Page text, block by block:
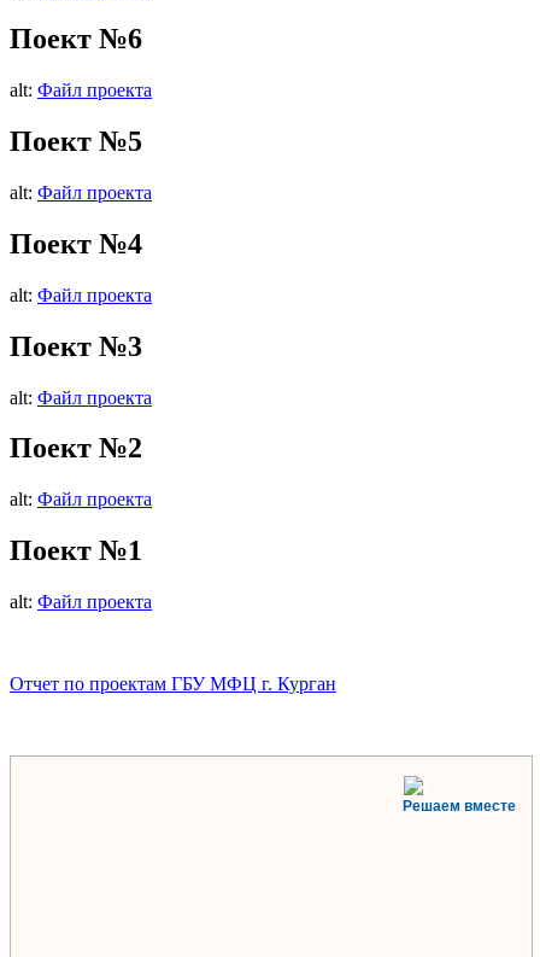
Поект №6
alt: Файл проекта
Поект №5
alt: Файл проекта
Поект №4
alt: Файл проекта
Поект №3
alt: Файл проекта
Поект №2
alt: Файл проекта
Поект №1
alt: Файл проекта
Отчет по проектам ГБУ МФЦ г. Курган
Решаем вместе